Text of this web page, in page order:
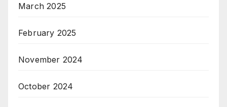
March 2025
February 2025
November 2024
October 2024